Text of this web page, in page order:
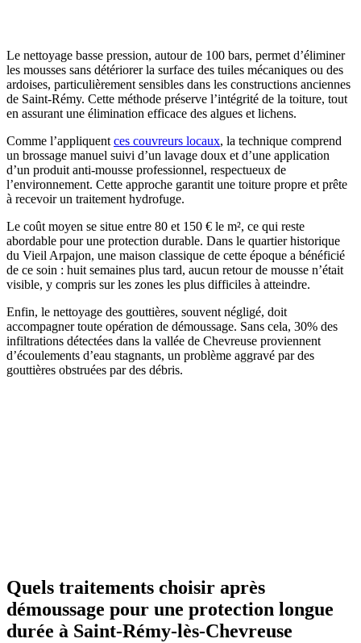
Le nettoyage basse pression, autour de 100 bars, permet d’éliminer
les mousses sans détériorer la surface des tuiles mécaniques ou des
ardoises, particulièrement sensibles dans les constructions anciennes
de Saint-Rémy. Cette méthode préserve l’intégrité de la toiture, tout
en assurant une élimination efficace des algues et lichens.
Comme l’appliquent ces couvreurs locaux, la technique comprend
un brossage manuel suivi d’un lavage doux et d’une application
d’un produit anti-mousse professionnel, respectueux de
l’environnement. Cette approche garantit une toiture propre et prête
à recevoir un traitement hydrofuge.
Le coût moyen se situe entre 80 et 150 € le m², ce qui reste
abordable pour une protection durable. Dans le quartier historique
du Vieil Arpajon, une maison classique de cette époque a bénéficié
de ce soin : huit semaines plus tard, aucun retour de mousse n’était
visible, y compris sur les zones les plus difficiles à atteindre.
Enfin, le nettoyage des gouttières, souvent négligé, doit
accompagner toute opération de démoussage. Sans cela, 30% des
infiltrations détectées dans la vallée de Chevreuse proviennent
d’écoulements d’eau stagnants, un problème aggravé par des
gouttières obstruées par des débris.
Quels traitements choisir après
démoussage pour une protection longue
durée à Saint-Rémy-lès-Chevreuse